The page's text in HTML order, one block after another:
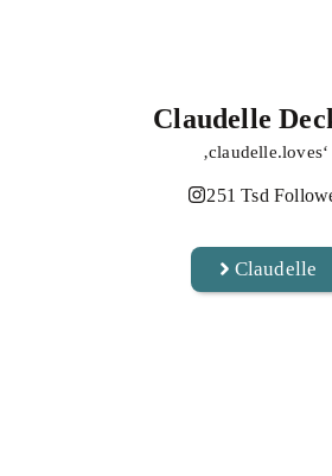
Claudelle
‚claudelle.loves‘
251 Tsd
Claudelle